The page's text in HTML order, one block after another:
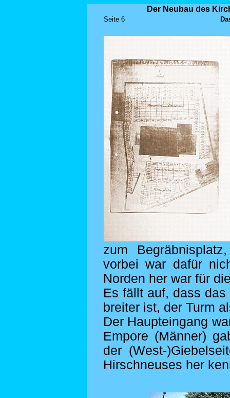
Der Neubau des
Seite 6
zum
vorbei war dafür
Norden her war für
Es fällt auf, dass
breiter ist, der Turm
Der Haupteingang
Empore (Männer)
der (West-
Hirschneuses her